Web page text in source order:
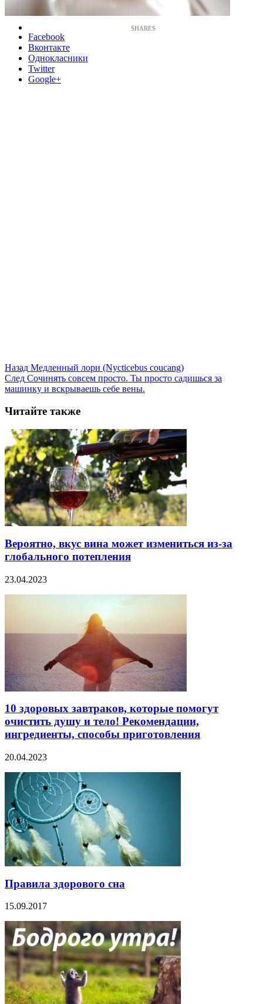
Facebook
Вконтакте
Однокласники
Twitter
Google+
Назад Медленный лори (Nycticebus coucang)
След Сочинять совсем просто. Ты просто садишься за
машинку и вскрываешь себе вены.
Читайте также
Вероятно, вкус вина может измениться из-за
глобального потепления
23.04.2023
10 здоровых завтраков, которые помогут
очистить душу и тело! Рекомендации,
ингредиенты, способы приготовления
20.04.2023
Правила здорового сна
15.09.2017